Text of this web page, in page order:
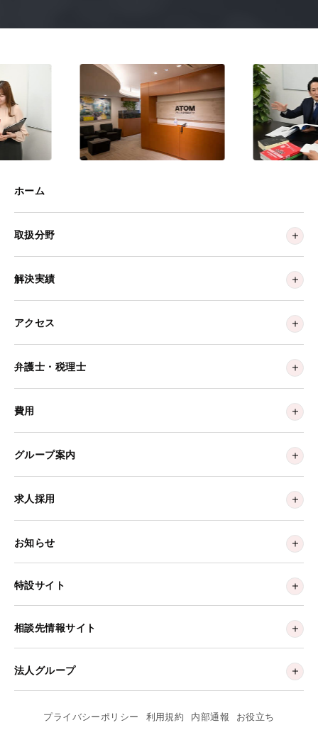
ホーム
取扱分野
解決実績
アクセス
弁護士・税理士
費用
グループ案内
求人採用
お知らせ
特設サイト
相談先情報サイト
法人グループ
プライバシーポリシー 利用規約 内部通報 お役立ち